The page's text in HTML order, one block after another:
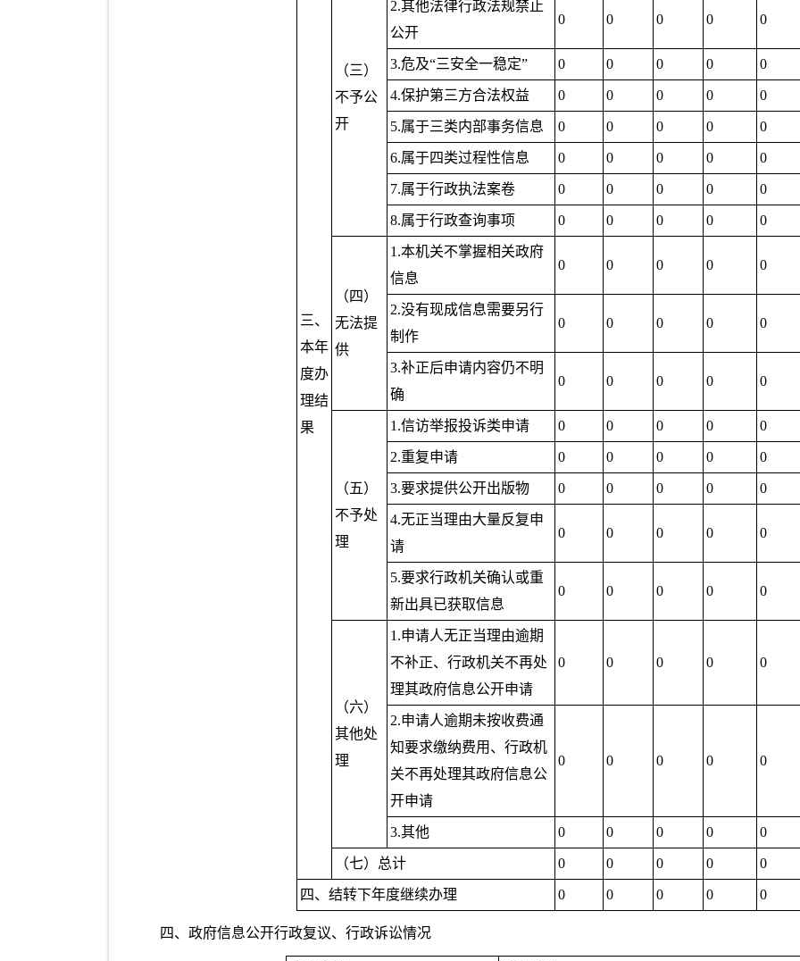
三、
本年
度办
理结
果
（三）
不予公
开
2.其他法律行政法规禁止
公开
0 0 0 0 0
3.危及“三安全一稳定” 0 0 0 0 0
4.保护第三方合法权益 0 0 0 0 0
5.属于三类内部事务信息 0 0 0 0 0
6.属于四类过程性信息 0 0 0 0 0
7.属于行政执法案卷 0 0 0 0 0
8.属于行政查询事项 0 0 0 0 0
（四）
无法提
供
1.本机关不掌握相关政府
信息
0 0 0 0 0
2.没有现成信息需要另行
制作
0 0 0 0 0
3.补正后申请内容仍不明
确
0 0 0 0 0
（五）
不予处
理
1.信访举报投诉类申请 0 0 0 0 0
2.重复申请 0 0 0 0 0
3.要求提供公开出版物 0 0 0 0 0
4.无正当理由大量反复申
请
0 0 0 0 0
5.要求行政机关确认或重
新出具已获取信息
0 0 0 0 0
（六）
其他处
理
1.申请人无正当理由逾期
不补正、行政机关不再处
理其政府信息公开申请
0 0 0 0 0
2.申请人逾期未按收费通
知要求缴纳费用、行政机
关不再处理其政府信息公
开申请
0 0 0 0 0
3.其他 0 0 0 0 0
（七）总计 0 0 0 0 0
四、结转下年度继续办理 0 0 0 0 0
四、政府信息公开行政复议、行政诉讼情况